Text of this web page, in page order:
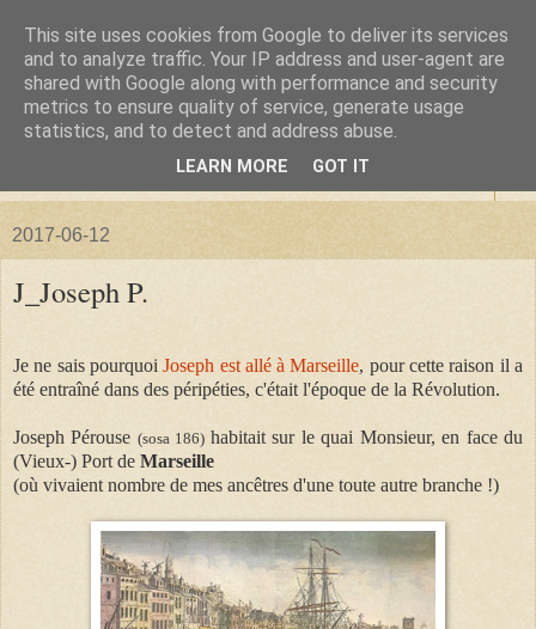
La forêt de Briqueloup
"Nous deviendrons des histoires pour nos enfants"
2017-06-12
J_Joseph P.
Je ne sais pourquoiJoseph est allé à Marseille, pour cette raison il a
été entraîné dans des péripéties, c'était l'époque de la Révolution.
Joseph Pérouse (sosa 186) habitait sur le quai Monsieur, en face du
(Vieux-) Port de Marseille
(où vivaient nombre de mes ancêtres d'une toute autre branche !)
This site uses cookies from Google to deliver its services
and to analyze traffic. Your IP address and user-agent are
shared with Google along with performance and security
metrics to ensure quality of service, generate usage
statistics, and to detect and address abuse.
LEARN MORE GOT IT